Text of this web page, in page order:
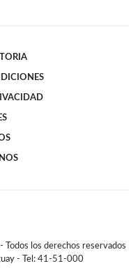
- Todos los derechos reservados
- Tel: 41-51-000